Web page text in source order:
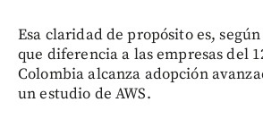
Esa claridad de propósito es,
que diferencia a las empresas del
Colombia alcanza adopción
un estudio de AWS.